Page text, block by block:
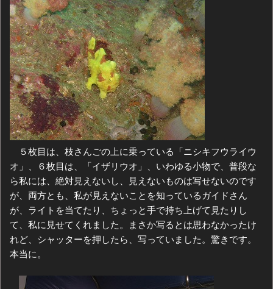
５枚目は、枝さんごの上に乗っている「ニシキフウライウ
オ」、６枚目は、「イザリウオ」、いわゆる小物で、普段な
ら私には、絶対見えないし、見えないものは写せないのです
が、両方とも、私が見えないことを知っているガイドさん
が、ライトを当てたり、ちょっと手で持ち上げて見たりし
て、私に見せてくれました。まさか写るとは思わなかったけ
れど、シャッターを押したら、写っていました。驚きです。
本当に。